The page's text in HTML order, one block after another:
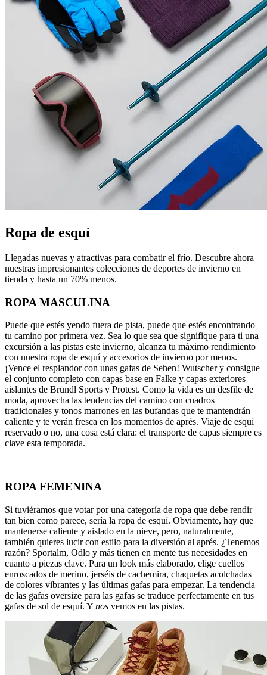
Ropa de esquí
Llegadas nuevas y atractivas para combatir el frío. Descubre ahora
nuestras impresionantes colecciones de deportes de invierno en
tienda y hasta un 70% menos.
ROPA MASCULINA
Puede que estés yendo fuera de pista, puede que estés encontrando
tu camino por primera vez. Sea lo que sea que signifique para ti una
excursión a las pistas este invierno, alcanza tu máximo rendimiento
con nuestra ropa de esquí y accesorios de invierno por menos.
¡Vence el resplandor con unas gafas de Sehen! Wutscher y consigue
el conjunto completo con capas base en Falke y capas exteriores
aislantes de Bründl Sports y Protest. Como la vida es un desfile de
moda, aprovecha las tendencias del camino con cuadros
tradicionales y tonos marrones en las bufandas que te mantendrán
caliente y te verán fresca en los momentos de aprés. Viaje de esquí
reservado o no, una cosa está clara: el transporte de capas siempre es
clave esta temporada.
ROPA FEMENINA
Si tuviéramos que votar por una categoría de ropa que debe rendir
tan bien como parece, sería la ropa de esquí. Obviamente, hay que
mantenerse caliente y aislado en la nieve, pero, naturalmente,
también quieres lucir con estilo para la diversión al aprés. ¿Tenemos
razón? Sportalm, Odlo y más tienen en mente tus necesidades en
cuanto a piezas clave. Para un look más elaborado, elige cuellos
enroscados de merino, jerséis de cachemira, chaquetas acolchadas
de colores vibrantes y las últimas gafas para empezar. La tendencia
de las gafas oversize para las gafas se traduce perfectamente en tus
gafas de sol de esquí. Y nos vemos en las pistas.